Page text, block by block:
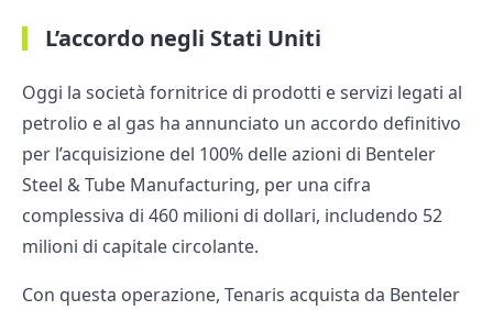
L’accordo negli Stati Uniti
Oggi la società fornitrice di prodotti e servizi legati al
petrolio e al gas ha annunciato un accordo definitivo
per l’acquisizione del 100% delle azioni di Benteler
Steel & Tube Manufacturing, per una cifra
complessiva di 460 milioni di dollari, includendo 52
milioni di capitale circolante.
Con questa operazione, Tenaris acquista da Benteler